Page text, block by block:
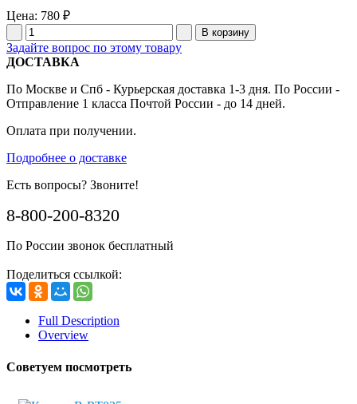
Цена: 780 ₽
Задайте вопрос по этому товару
ДОСТАВКА
По Москве и Спб - Курьерская доставка 1-3 дня. По России -
Отправление 1 класса Почтой России - до 14 дней.
Оплата при получении.
Подробнее о доставке
Есть вопросы? Звоните!
8-800-200-8320
По России звонок бесплатный
Поделиться ссылкой:
Full Description
Overview
Советуем посмотреть